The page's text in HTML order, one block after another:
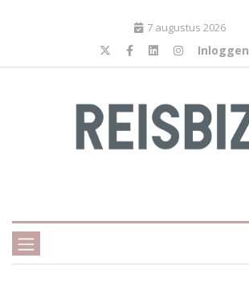
7 augustus 2026
Inloggen